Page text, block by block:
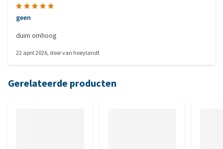
geen
duim omhoog
22 april 2026, doorvan hoeylandt
Gerelateerde producten